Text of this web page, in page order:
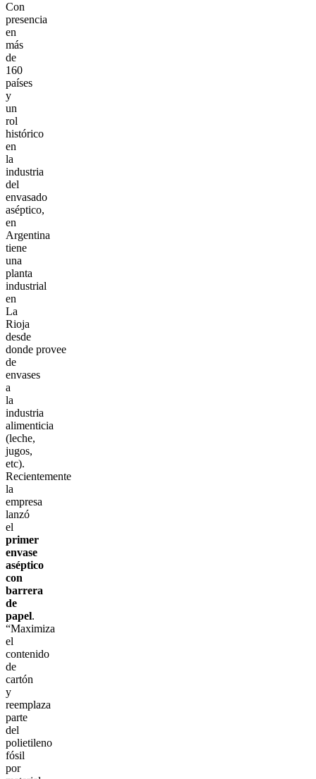
Con
presencia
en
más
de
160
países
y
un
rol
histórico
en
la
industria
del
envasado
aséptico,
en
Argentina
tiene
una
planta
industrial
en
La
Rioja
desde
donde provee
de
envases
a
la
industria
alimenticia
(leche,
jugos,
etc).
Recientemente
la
empresa
lanzó
el
primer
envase
aséptico
con
barrera
de
papel.
“Maximiza
el
contenido
de
cartón
y
reemplaza
parte
del
polietileno
fósil
por